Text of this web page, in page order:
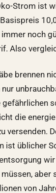
Strom ist
immer noch
Also
brennen
gefährlichen
die
versenden.
ist üblicher
aber
von